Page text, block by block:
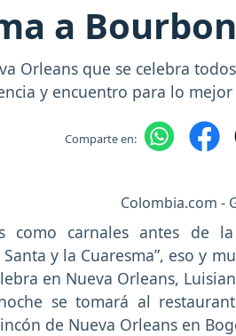
a
Orleans que se celebra
y encuentro para lo
Comparte en:
Colombia.com -
como carnales antes de
y la Cuaresma”, eso y
en Nueva Orleans,
se tomará al
de Nueva Orleans en